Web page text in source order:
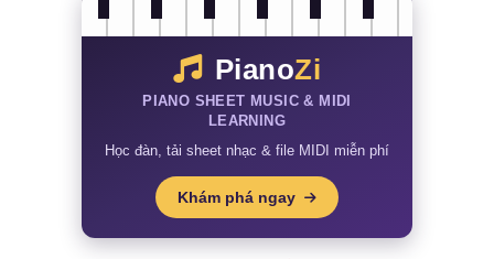
PianoZi
PIANO SHEET MUSIC & MIDI
LEARNING
Học đàn, tải sheet nhạc & file MIDI miễn phí
Khám phá ngay